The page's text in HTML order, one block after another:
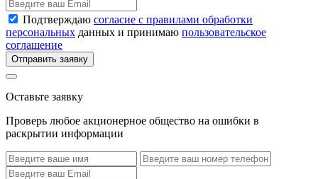
Подтверждаю согласие с правилами обработки
персональных данных и принимаю пользовательское
соглашение
Отправить заявку
Оставьте заявку
Проверь любое акционерное общество на ошибки в
раскрытии информации